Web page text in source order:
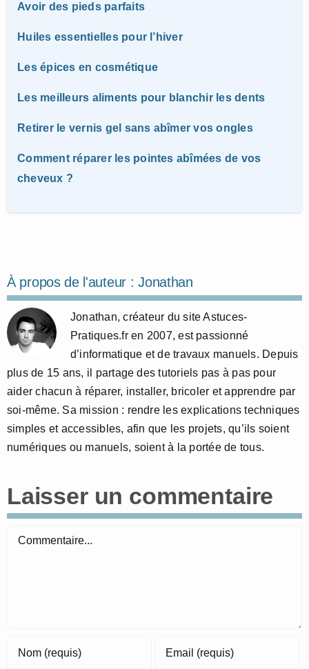
Avoir des pieds parfaits
Huiles essentielles pour l’hiver
Les épices en cosmétique
Les meilleurs aliments pour blanchir les dents
Retirer le vernis gel sans abîmer vos ongles
Comment réparer les pointes abîmées de vos
cheveux ?
À propos de l'auteur :Jonathan
Jonathan, créateur du site Astuces-
Pratiques.fr en 2007, est passionné
d’informatique et de travaux manuels. Depuis
plus de 15 ans, il partage des tutoriels pas à pas pour
aider chacun à réparer, installer, bricoler et apprendre par
soi-même. Sa mission : rendre les explications techniques
simples et accessibles, afin que les projets, qu’ils soient
numériques ou manuels, soient à la portée de tous.
Laisser un commentaire
Commentaire